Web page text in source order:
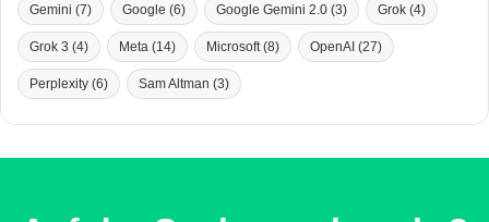
Gemini (7) Google (6) Google Gemini 2.0 (3) Grok (4)
Grok 3 (4) Meta (14) Microsoft(8) OpenAI (27)
Perplexity (6) Sam Altman (3)